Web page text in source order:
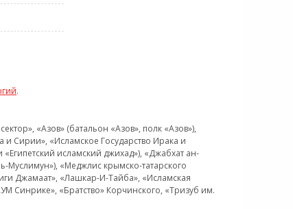
.
«Азов» (батальон «Азов», полк «Азов»),
и Сирии», «Исламское Государство Ирака и
исламский джихад»), «Джабхат ан-
«Меджлис крымско-татарского
Джамаат», «Лашкар-И-Тайба», «Исламская
Синрике», «Братство» Корчинского, «Тризуб им.